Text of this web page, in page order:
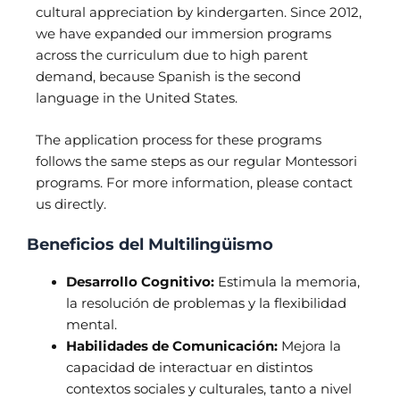
cultural appreciation by kindergarten. Since 2012,
we have expanded our immersion programs
across the curriculum due to high parent
demand, because Spanish is the second
language in the United States.
The application process for these programs
follows the same steps as our regular Montessori
programs. For more information, please contact
us directly.
Beneficios del Multilingüismo
Desarrollo Cognitivo: Estimula la memoria,
la resolución de problemas y la flexibilidad
mental.
Habilidades de Comunicación:Mejora la
capacidad de interactuar en distintos
contextos sociales y culturales, tanto a nivel